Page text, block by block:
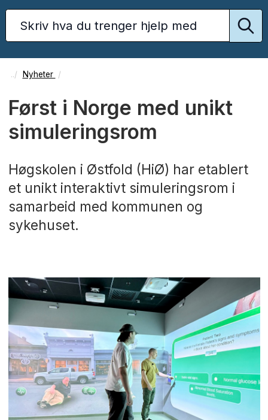
Nyheter
Først i Norge med unikt
simuleringsrom
Høgskolen i Østfold (HiØ) har etablert
et unikt interaktivt simuleringsrom i
samarbeid med kommunen og
sykehuset.